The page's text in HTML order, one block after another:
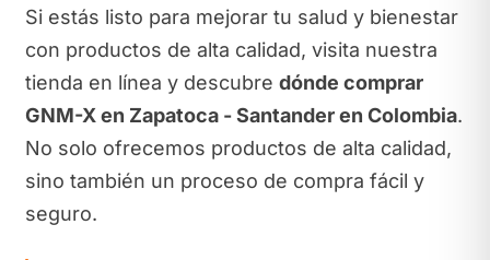
Si estás listo para mejorar tu salud y bienestar
con productos de alta calidad, visita nuestra
tienda en línea y descubre dónde comprar
GNM-X en Zapatoca - Santander en Colombia.
No solo ofrecemos productos de alta calidad,
sino también un proceso de compra fácil y
seguro.